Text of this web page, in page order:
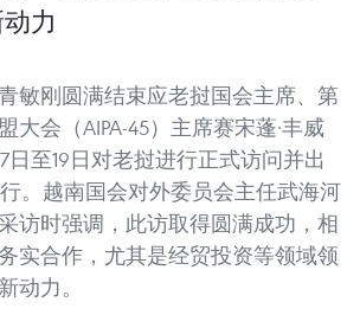
力
敏刚圆满结束应老挝国会主席、第
大会（AIPA-45）主席赛宋蓬·丰威
日至19日对老挝进行正式访问并出
行。越南国会对外委员会主任武海河
访时强调，此访取得圆满成功，相
实合作，尤其是经贸投资等领域领
动力。